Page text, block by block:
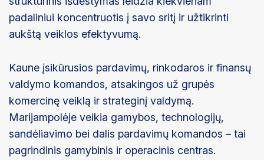
padaliniui koncentruotis į savo sritį ir užtikrinti
aukštą veiklos efektyvumą.
Kaune įsikūrusios pardavimų, rinkodaros ir finansų
valdymo komandos, atsakingos už grupės
komercinę veiklą ir strateginį valdymą.
Marijampolėje veikia gamybos, technologijų,
sandėliavimo bei dalis pardavimų komandos – tai
pagrindinis gamybinis ir operacinis centras.